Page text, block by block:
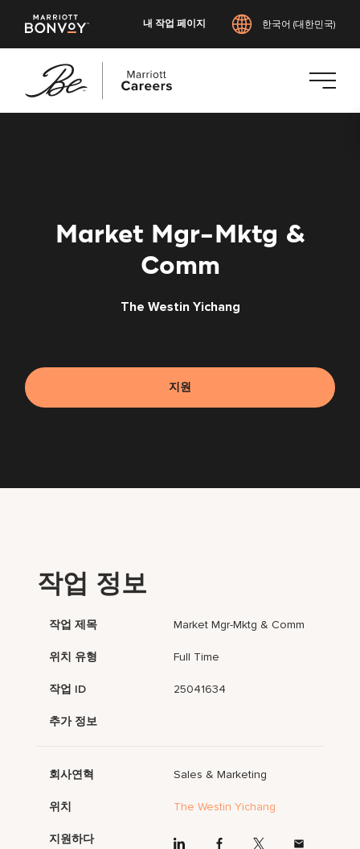
내 작업 페이지 한국어 (대한민국)
Market Mgr-Mktg &
Comm
The Westin Yichang
지원
작업 정보
작업 제목 Market Mgr-Mktg & Comm
위치 유형 Full Time
작업 ID 25041634
추가 정보
회사연혁 Sales & Marketing
위치 The Westin Yichang
지원하다